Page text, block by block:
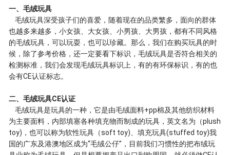
一、毛绒玩具
毛绒玩具深受孩子们的喜爱，随着现在的品类繁多，面向的群体
也越多来越多，小女孩、大女孩、小男孩、大男孩，都有不同风格
的毛绒玩具，可以玩耍，也可以珍藏。那么，我们在购买玩具的时
候，除了参考价格，还一定要看下标识，毛绒玩具是否符合相关的
检测标准，我们会发现毛绒玩具标识上，有的有环保标识，有的也
会有CE认证标志。
二、毛绒玩具CE认证
毛绒玩具是玩具的一种，它是由毛绒面料+pp棉及其他纺织材料
为主要面料，内部填塞各种填充物而制成的玩具，英文名为（plush
toy)，也可以称为软性玩具（soft toy)、填充玩具(stuffed toy)我
国的广东及港澳地区成为“毛绒公仔”，目前我们习惯性的把布绒玩